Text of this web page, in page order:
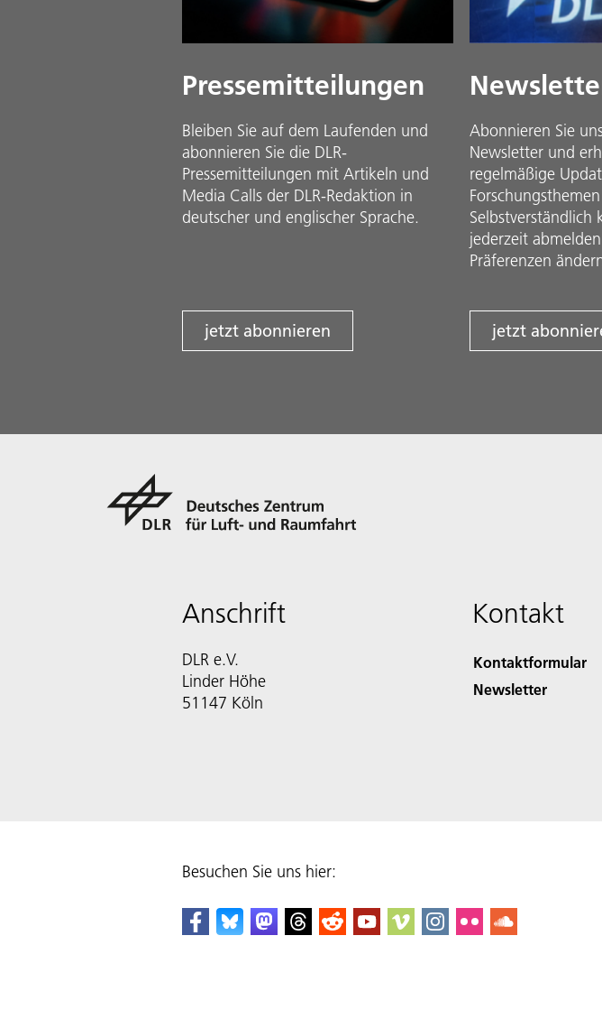
Pressemitteilungen
Bleiben Sie auf dem Laufenden und
abonnieren Sie die DLR-
Pressemitteilungen mit Artikeln und
Media Calls der DLR-Redaktion in
deutscher und englischer Sprache.
jetzt abonnieren
Abonnieren Sie
Newsletter und
regelmäßige
Selbstverständlich
jederzeit
Präferenzen
jetzt
Anschrift
DLR e.V.
Linder Höhe
51147 Köln
Kontakt
Kontaktformular
Newsletter
Besuchen Sie uns hier: